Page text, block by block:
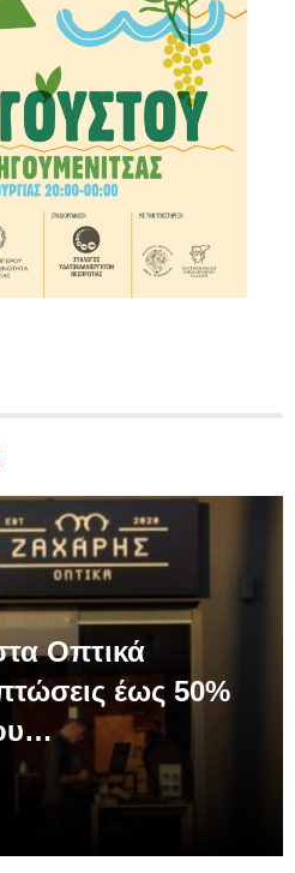
Οπτικά
έως 50%